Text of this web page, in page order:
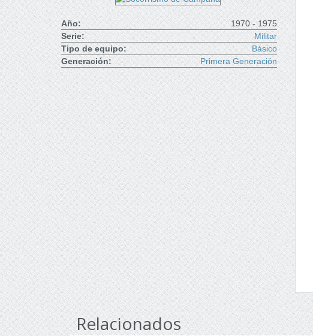
Año:
1970 - 1975
Serie:
Militar
Tipo de equipo:
Básico
Generación:
Primera Generación
Relacionados